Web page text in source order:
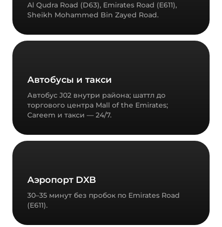
Al Qudra Road (D63), Emirates Road (E611),
Sheikh Mohammed Bin Zayed Road.
Автобусы и такси
Автобус J02 внутри района; шаттл до
торгового центра Mall of the Emirates;
Careem и такси — 24/7.
Аэропорт DXB
30–35 минут без пробок по Emirates Road
(E611).